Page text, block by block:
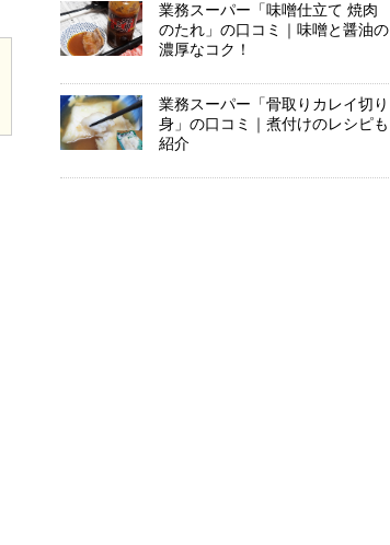
業務スーパー「味噌仕立て 焼肉
のたれ」の口コミ｜味噌と醤油の
濃厚なコク！
業務スーパー「骨取りカレイ切り
身」の口コミ｜煮付けのレシピも
紹介